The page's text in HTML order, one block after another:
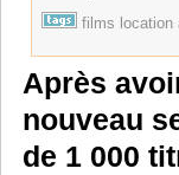
films location
Après
nouveau
de 1 000